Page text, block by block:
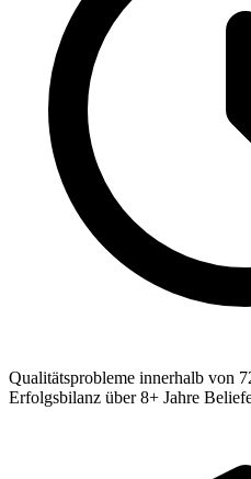
Qualitätsprobleme innerhalb von
Erfolgsbilanz über 8+ Jahre